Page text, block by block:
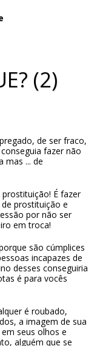
(2)
de ser fraco,
fazer não
mas ... de
É fazer
prostituição e
por não ser
em troca!
são cúmplices
incapazes de
desses conseguiria
é para vocês
é roubado,
a imagem de sua
seus olhos e
alguém que se